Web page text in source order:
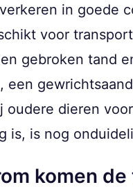
in goede
voor
gebroken tand
een
oudere dieren
is, is nog
komen